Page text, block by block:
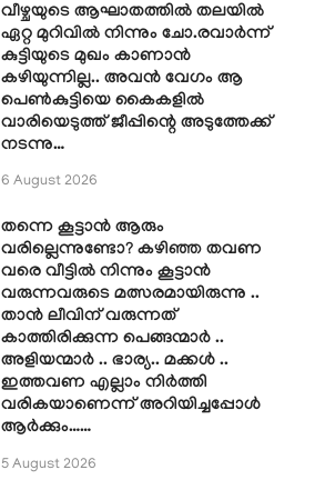
വീഴ്ചയുടെ ആഘാതത്തിൽ തലയിൽ
ഏറ്റ മുറിവിൽ നിന്നും ചോ.രവാർന്ന്
കുട്ടിയുടെ മുഖം കാണാൻ
കഴിയുന്നില്ല.. അവൻ വേഗം ആ
പെൺകുട്ടിയെ കൈകളിൽ
വാരിയെടുത്ത് ജീപ്പിന്റെ അടുത്തേക്ക്
നടന്നു…
6 August 2026
തന്നെ കൂട്ടാൻ ആരും
വരില്ലെന്നുണ്ടോ? കഴിഞ്ഞ തവണ
വരെ വീട്ടിൽ നിന്നും കൂട്ടാൻ
വരുന്നവരുടെ മത്സരമായിരുന്നു ..
താൻ ലീവിന് വരുന്നത്
കാത്തിരിക്കുന്ന പെങ്ങന്മാർ ..
അളിയന്മാർ .. ഭാര്യ.. മക്കൾ ..
ഇത്തവണ എല്ലാം നിർത്തി
വരികയാണെന്ന് അറിയിച്ചപ്പോൾ
ആർക്കും……
5 August 2026